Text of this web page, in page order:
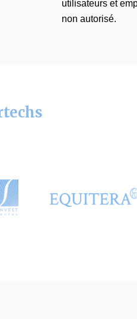
utilisateurs et
non autorisé.